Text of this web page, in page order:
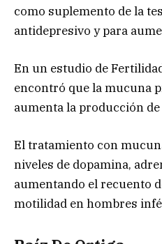
como suplemento de la
antidepresivo y para
En un estudio de
encontró que la mucuna
aumenta la producción de
El tratamiento con
niveles de dopamina,
aumentando el recuento
motilidad en hombres